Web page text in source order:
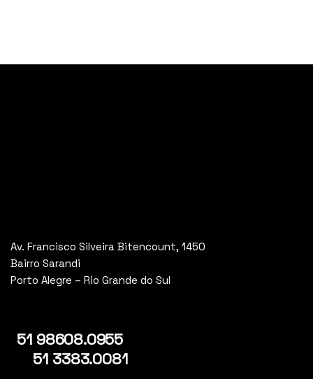
Av. Francisco Silveira Bitencount, 1450
Bairro Sarandi
Porto Alegre – Rio Grande do Sul
51 98608.0955
51 3383.0081